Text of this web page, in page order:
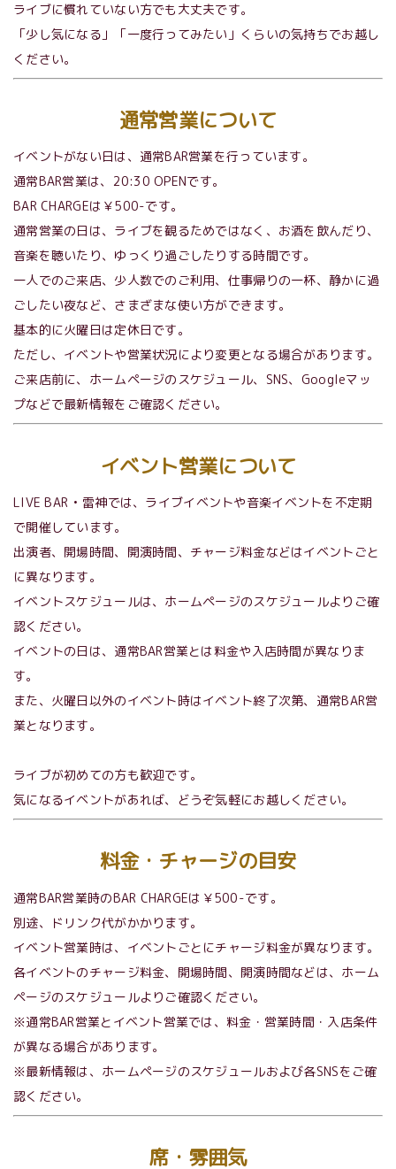
ライブに慣れていない方でも大丈夫です。
「少し気になる」「一度行ってみたい」くらいの気持ちでお越し
ください。
通常営業について
イベントがない日は、通常BAR営業を行っています。
通常BAR営業は、20:30 OPENです。
BAR CHARGEは￥500-です。
通常営業の日は、ライブを観るためではなく、お酒を飲んだり、
音楽を聴いたり、ゆっくり過ごしたりする時間です。
一人でのご来店、少人数でのご利用、仕事帰りの一杯、静かに過
ごしたい夜など、さまざまな使い方ができます。
基本的に火曜日は定休日です。
ただし、イベントや営業状況により変更となる場合があります。
ご来店前に、ホームページのスケジュール、SNS、Googleマッ
プなどで最新情報をご確認ください。
イベント営業について
LIVE BAR • 雷神では、ライブイベントや音楽イベントを不定期
で開催しています。
出演者、開場時間、開演時間、チャージ料金などはイベントごと
に異なります。
イベントスケジュールは、ホームページのスケジュールよりご確
認ください。
イベントの日は、通常BAR営業とは料金や入店時間が異なりま
す。
また、火曜日以外のイベント時はイベント終了次第、通常BAR営
業となります。
ライブが初めての方も歓迎です。
気になるイベントがあれば、どうぞ気軽にお越しください。
料金・チャージの目安
通常BAR営業時のBAR CHARGEは￥500-です。
別途、ドリンク代がかかります。
イベント営業時は、イベントごとにチャージ料金が異なります。
各イベントのチャージ料金、開場時間、開演時間などは、ホーム
ページのスケジュールよりご確認ください。
※通常BAR営業とイベント営業では、料金・営業時間・入店条件
が異なる場合があります。
※最新情報は、ホームページのスケジュールおよび各SNSをご確
認ください。
席・雰囲気